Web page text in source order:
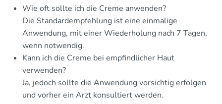
Wie oft sollte ich die Creme anwenden?
Die Standardempfehlung ist eine einmalige
Anwendung, mit einer Wiederholung nach 7 Tagen,
wenn notwendig.
Kann ich die Creme bei empfindlicher Haut
verwenden?
Ja, jedoch sollte die Anwendung vorsichtig erfolgen
und vorher ein Arzt konsultiert werden.